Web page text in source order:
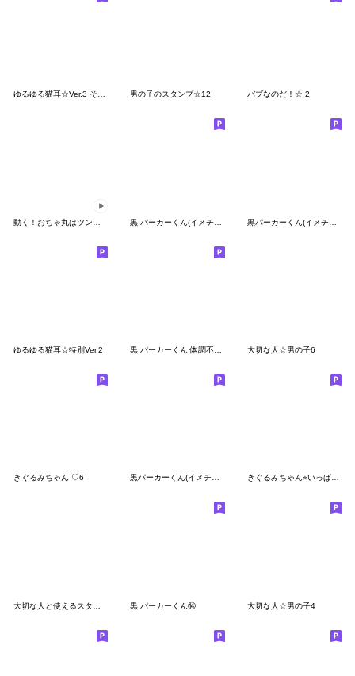
ゆるゆる猫耳☆Ver.3 そんな日もある 男の子のスタンプ☆12 バブなのだ！☆ 2
黒パーカーくん(イメチェンver.)⑬
ゆるゆる猫耳☆特別Ver.2 大切な人☆男の子6
きぐるみちゃん ♡6 黒パーカーくん(イメチェンver.)⑰ きぐるみちゃん⭐︎いっぱい伝えたい
黒 パーカーくん⑭ 大切な人☆男の子4